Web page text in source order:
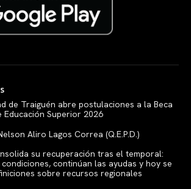
de Traiguén abre postulaciones a la Beca
Educación Superior 2026
Aliro Lagos Correa (Q.E.P.D.)
su recuperación tras el temporal:
continúan las ayudas y hoy se
sobre recursos regionales